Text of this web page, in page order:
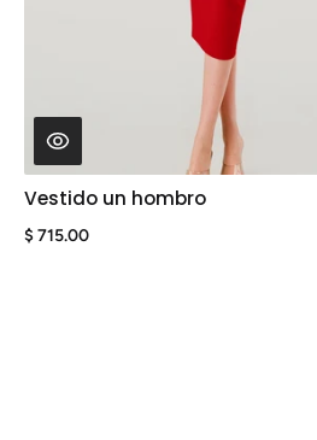
Vestido un hombro
$ 715.00